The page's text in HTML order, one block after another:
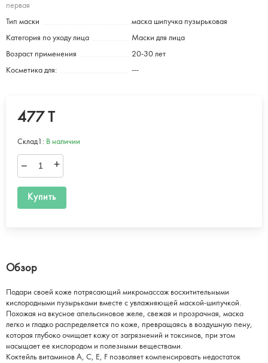
первая
Тип маски маска шипучка пузырьковая
Категория по уходу лица Маски для лица
Возраст применения 20-30 лет
Косметика для: ---
477 T
Склад1: В наличии
– +
Купить
Обзор
Подари своей коже потрясающий микромассаж восхитительными
кислородными пузырьками вместе с увлажняющей маской-шипучкой.
Похожая на вкусное апельсиновое желе, свежая и прозрачная, маска
легко и гладко распределяется по коже, превращаясь в воздушную пену,
которая глубоко очищает кожу от загрязнений и токсинов, при этом
насыщает ее кислородом и полезными веществами.
Коктейль витаминов А, С, Е, F позволяет компенсировать недостаток